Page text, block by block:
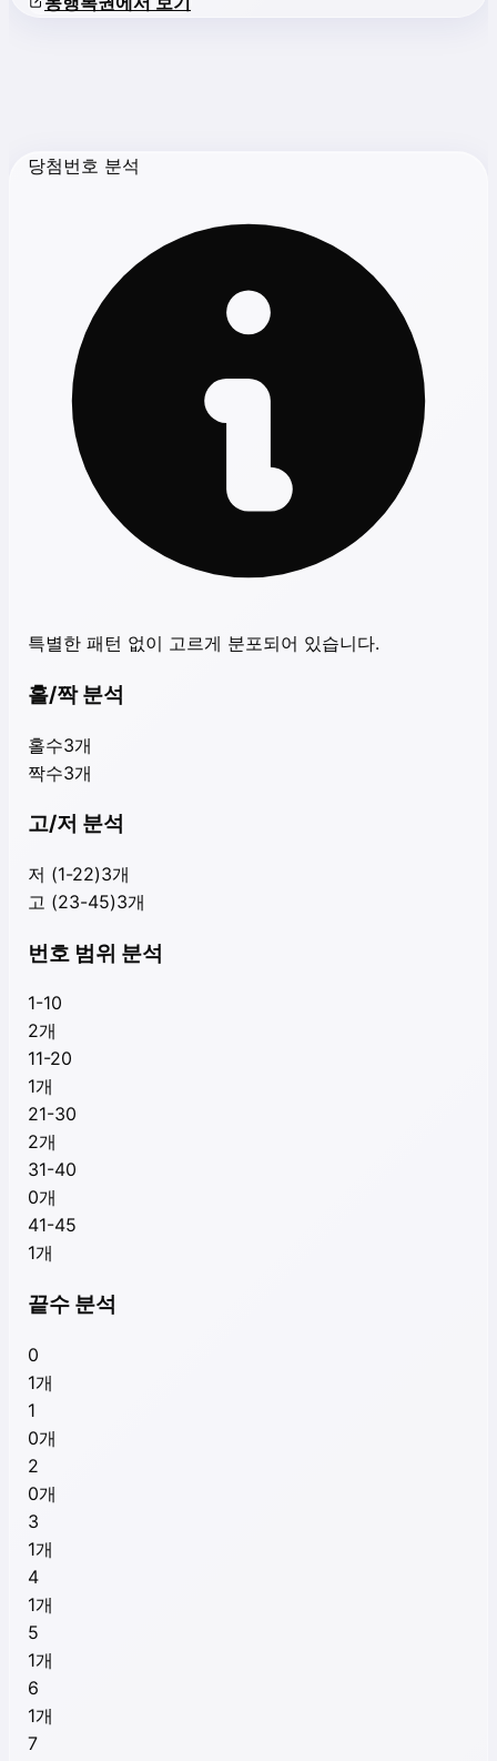
당첨번호 분석
특별한 패턴 없이 고르게 분포되어 있습니다.
홀/짝 분석
홀수3개
짝수3개
고/저 분석
저 (1-22)3개
고 (23-45)3개
번호 범위 분석
1-10
2개
11-20
1개
21-30
2개
31-40
0개
41-45
1개
끝수 분석
0
1개
1
0개
2
0개
3
1개
4
1개
5
1개
6
1개
7